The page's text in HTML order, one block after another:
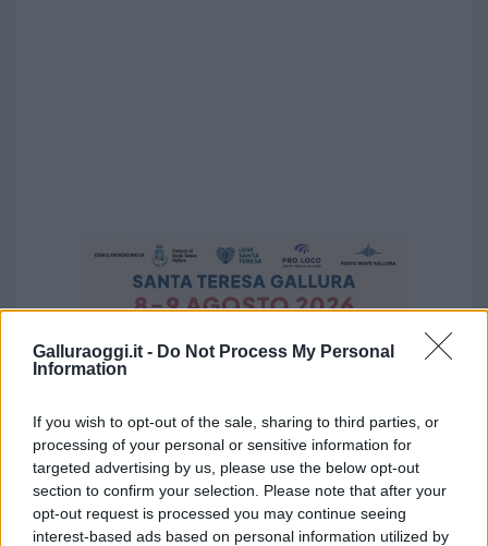
Galluraoggi.it - Do Not Process My Personal
Information
If you wish to opt-out of the sale, sharing to third parties, or
processing of your personal or sensitive information for
targeted advertising by us, please use the below opt-out
section to confirm your selection. Please note that after your
opt-out request is processed you may continue seeing
interest-based ads based on personal information utilized by